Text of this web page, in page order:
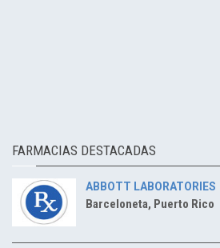
FARMACIAS DESTACADAS
ABBOTT LABORATORIES
Barceloneta, Puerto Rico